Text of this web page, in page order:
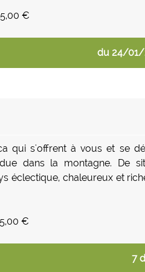
€
du 24/
qui s'offrent à vous et se
dans la montagne. De
éclectique, chaleureux et
€
7